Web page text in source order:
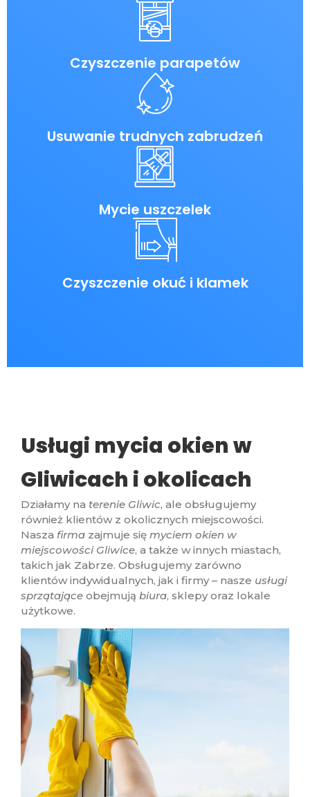
Czyszczenie parapetów
Usuwanie trudnych zabrudzeń
Mycie uszczelek
Czyszczenie okuć i klamek
Usługi mycia okien w
Gliwicach i okolicach
Działamy na terenie Gliwic, ale obsługujemy
również klientów z okolicznych miejscowości.
Nasza firma zajmuje się myciem okien w
miejscowości Gliwice, a także w innych miastach,
takich jak Zabrze. Obsługujemy zarówno
klientów indywidualnych, jak i firmy – nasze usługi
sprzątające obejmują biura, sklepy oraz lokale
użytkowe.